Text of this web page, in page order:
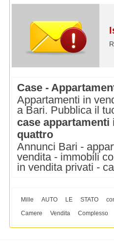
Case -
Appartamenti in
a Bari. Pubblica il
case appartamenti
quattro
Annunci Bari -
vendita - immobili
in vendita privati -
Mille AUTO LE STATO
Camere
Vendita Complesso